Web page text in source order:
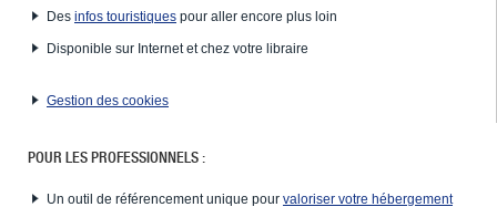
Des infos touristiques pour aller encore plus loin
Disponible sur Internet et chez votre libraire
Gestion des cookies
POUR LES PROFESSIONNELS :
Un outil de référencement unique pour valoriser votre hébergement